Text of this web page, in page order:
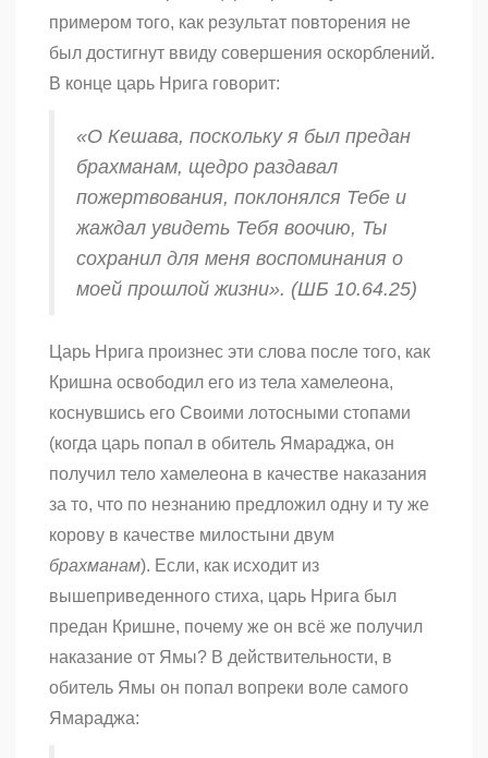
примером того, как результат повторения не
был достигнут ввиду совершения оскорблений.
В конце царь Нрига говорит:
«О Кешава, поскольку я был предан
брахманам, щедро раздавал
пожертвования, поклонялся Тебе и
жаждал увидеть Тебя воочию, Ты
сохранил для меня воспоминания о
моей прошлой жизни». (ШБ 10.64.25)
Царь Нрига произнес эти слова после того, как
Кришна освободил его из тела хамелеона,
коснувшись его Своими лотосными стопами
(когда царь попал в обитель Ямараджа, он
получил тело хамелеона в качестве наказания
за то, что по незнанию предложил одну и ту же
корову в качестве милостыни двум
брахманам). Если, как исходит из
вышеприведенного стиха, царь Нрига был
предан Кришне, почему же он всё же получил
наказание от Ямы? В действительности, в
обитель Ямы он попал вопреки воле самого
Ямараджа: